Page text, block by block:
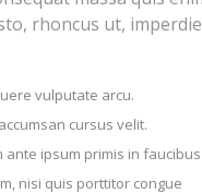
rhoncus ut,
vulputate arcu.
cursus velit.
ante ipsum primis in
nisi quis porttitor congue